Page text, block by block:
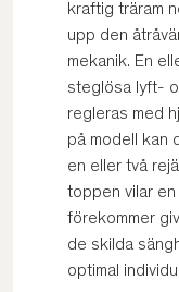
kraftig träram
upp den
mekanik. En
steglösa lyft-
regleras med
på modell kan
en eller två
toppen vilar en
förekommer
de skilda
optimal